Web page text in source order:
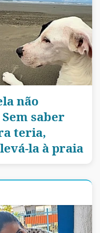
não
saber
teria,
la à praia